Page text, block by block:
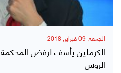
الجمعة, 09 فبراير, 2018
الكرملين يأسف لرفض المحكمة
الروس